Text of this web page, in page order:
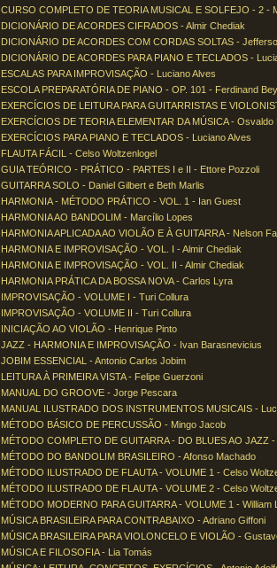
CURSO COMPLETO DE TEORIA MUSICAL E SOLFEJO - 2 -
DICIONÁRIO DE ACORDES CIFRADOS - Almir Chediak
DICIONÁRIO DE ACORDES COM CORDAS SOLTAS -
DICIONÁRIO DE ACORDES PARA PIANO E TECLADOS -
ESCALAS PARA IMPROVISAÇÃO - Luciano Alves
ESCOLA PREPARATÓRIA DE PIANO - OP. 101 - Ferdinand
EXERCÍCIOS DE LEITURA PARA GUITARRISTAS E
EXERCÍCIOS DE TEORIA ELEMENTAR DA MÚSICA - Osvaldo
EXERCÍCIOS PARA PIANO E TECLADOS - Luciano Alves
FLAUTA FÁCIL - Celso Woltzenlogel
GUIA TEÓRICO - PRÁTICO - PARTES I e II - Ettore Pozzoli
GUITARRA SOLO - Daniel Gilbert e Beth Marlis
HARMONIA - MÉTODO PRÁTICO - VOL. 1 - Ian Guest
HARMONIA AO BANDOLIM - Marcílio Lopes
HARMONIA APLICADA AO VIOLÃO E À GUITARRA - Nelson
HARMONIA E IMPROVISAÇÃO - VOL. I - Almir Chediak
HARMONIA E IMPROVISAÇÃO - VOL. II - Almir Chediak
HARMONIA PRÁTICA DA BOSSA NOVA - Carlos Lyra
IMPROVISAÇÃO - VOLUME I - Turi Collura
IMPROVISAÇÃO - VOLUME II - Turi Collura
INICIAÇÃO AO VIOLÃO - Henrique Pinto
JAZZ - HARMONIA E IMPROVISAÇÃO - Ivan Barasnevicius
JOBIM ESSENCIAL - Antonio Carlos Jobim
LEITURA À PRIMEIRA VISTA - Felipe Guerzoni
MANUAL DO GROOVE - Jorge Pescara
MANUAL ILUSTRADO DOS INSTRUMENTOS MUSICAIS -
MÉTODO BÁSICO DE PERCUSSÃO - Mingo Jacob
MÉTODO COMPLETO DE GUITARRA - DO BLUES AO JAZZ
MÉTODO DO BANDOLIM BRASILEIRO - Afonso Machado
MÉTODO ILUSTRADO DE FLAUTA - VOLUME 1 - Celso
MÉTODO ILUSTRADO DE FLAUTA - VOLUME 2 - Celso
MÉTODO MODERNO PARA GUITARRA - VOLUME 1 - William
MÚSICA BRASILEIRA PARA CONTRABAIXO - Adriano Giffoni
MÚSICA BRASILEIRA PARA VIOLONCELO E VIOLÃO -
MÚSICA E FILOSOFIA - Lia Tomás